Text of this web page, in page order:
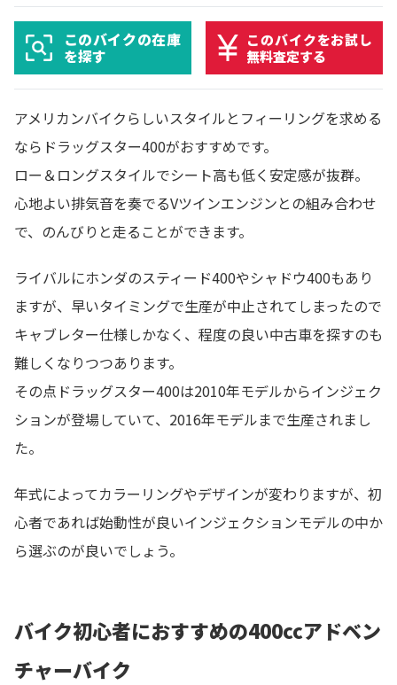
このバイクの在庫
を探す
このバイクをお試し
無料査定する
アメリカンバイクらしいスタイルとフィーリングを求める
ならドラッグスター400がおすすめです。
ロー＆ロングスタイルでシート高も低く安定感が抜群。
心地よい排気音を奏でるVツインエンジンとの組み合わせ
で、のんびりと走ることができます。
ライバルにホンダのスティード400やシャドウ400もあり
ますが、早いタイミングで生産が中止されてしまったので
キャブレター仕様しかなく、程度の良い中古車を探すのも
難しくなりつつあります。
その点ドラッグスター400は2010年モデルからインジェク
ションが登場していて、2016年モデルまで生産されまし
た。
年式によってカラーリングやデザインが変わりますが、初
心者であれば始動性が良いインジェクションモデルの中か
ら選ぶのが良いでしょう。
バイク初心者におすすめの400ccアドベン
チャーバイク